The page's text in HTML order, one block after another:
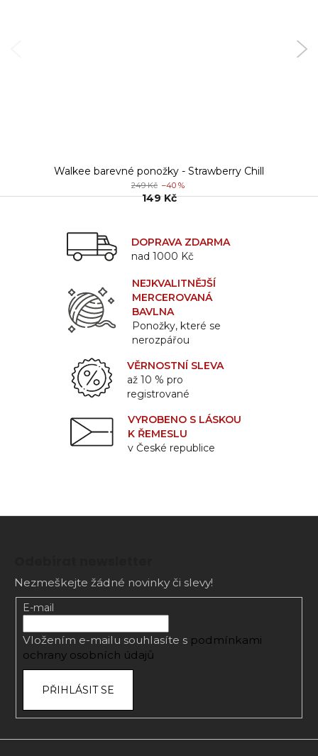
Walkee barevné ponožky - Strawberry Chill
249 Kč –40 %
149 Kč
DOPRAVA ZDARMA
nad 1000 Kč
NEJKVALITNĚJŠÍ
MERCEROVANÁ
BAVLNA
Ponožky, které se
nerozpářou
VĚRNOSTNÍ SLEVA
až 10 % pro
registrované
VYROBENO S LÁSKOU
K ŘEMESLU
v České republice
Nezmeškejte žádné novinky či slevy!
E-mail
Vložením e-mailu souhlasíte s podmínkami
ochrany osobních údajů
PŘIHLÁSIT SE